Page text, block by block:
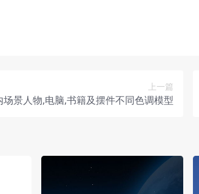
上一篇
场景人物,电脑,书籍及摆件不同色调模型